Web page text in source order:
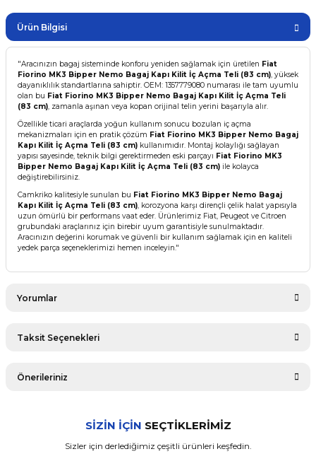
Ürün Bilgisi
"Aracınızın bagaj sisteminde konforu yeniden sağlamak için üretilen Fiat
Fiorino MK3 Bipper Nemo Bagaj Kapı Kilit İç Açma Teli (83 cm), yüksek
dayanıklılık standartlarına sahiptir. OEM: 1357779080 numarası ile tam uyumlu
olan bu Fiat Fiorino MK3 Bipper Nemo Bagaj Kapı Kilit İç Açma Teli
(83 cm), zamanla aşınan veya kopan orijinal telin yerini başarıyla alır.
Özellikle ticari araçlarda yoğun kullanım sonucu bozulan iç açma
mekanizmaları için en pratik çözüm Fiat Fiorino MK3 Bipper Nemo Bagaj
Kapı Kilit İç Açma Teli (83 cm) kullanımıdır. Montaj kolaylığı sağlayan
yapısı sayesinde, teknik bilgi gerektirmeden eski parçayı Fiat Fiorino MK3
Bipper Nemo Bagaj Kapı Kilit İç Açma Teli (83 cm) ile kolayca
değiştirebilirsiniz.
Camkriko kalitesiyle sunulan bu Fiat Fiorino MK3 Bipper Nemo Bagaj
Kapı Kilit İç Açma Teli (83 cm), korozyona karşı dirençli çelik halat yapısıyla
uzun ömürlü bir performans vaat eder. Ürünlerimiz Fiat, Peugeot ve Citroen
grubundaki araçlarınız için birebir uyum garantisiyle sunulmaktadır.
Aracınızın değerini korumak ve güvenli bir kullanım sağlamak için en kaliteli
yedek parça seçeneklerimizi hemen inceleyin."
Yorumlar
Taksit Seçenekleri
Önerileriniz
konularda yetersiz gördüğünüz noktaları öneri formunu
kullanarak tarafımıza iletebilirsiniz.
SİZİN İÇİN SEÇTİKLERİMİZ
Sizler için derlediğimiz çeşitli ürünleri keşfedin.